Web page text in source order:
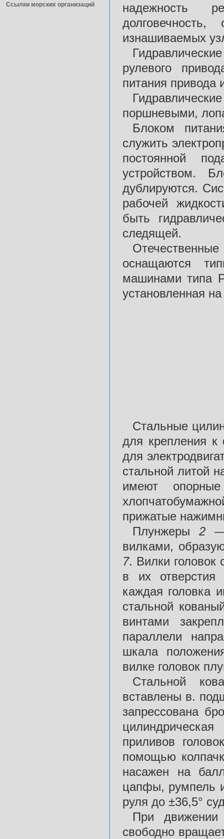
Ссылки морских организаций
надежность
изнашиваемых
рулевого
питания привода
поршневыми,
Блоком
служить
постоянной
устройством.
дублируются.
рабочей
быть
следящей.
оснащаются
машинами типа
установленная
Стальные
для крепления
для
стальной литой
имеют
прижатые
Плунжеры2
вилками,
7. Вилки головок
в их
каждая головка
стальной
винтами
параллели
шкала
вилке головок
Стальной
вставлены в.
запрессована
приливов
помощью
насажен на
цапфы, румпель
руля до ±36,5°
При
свободно